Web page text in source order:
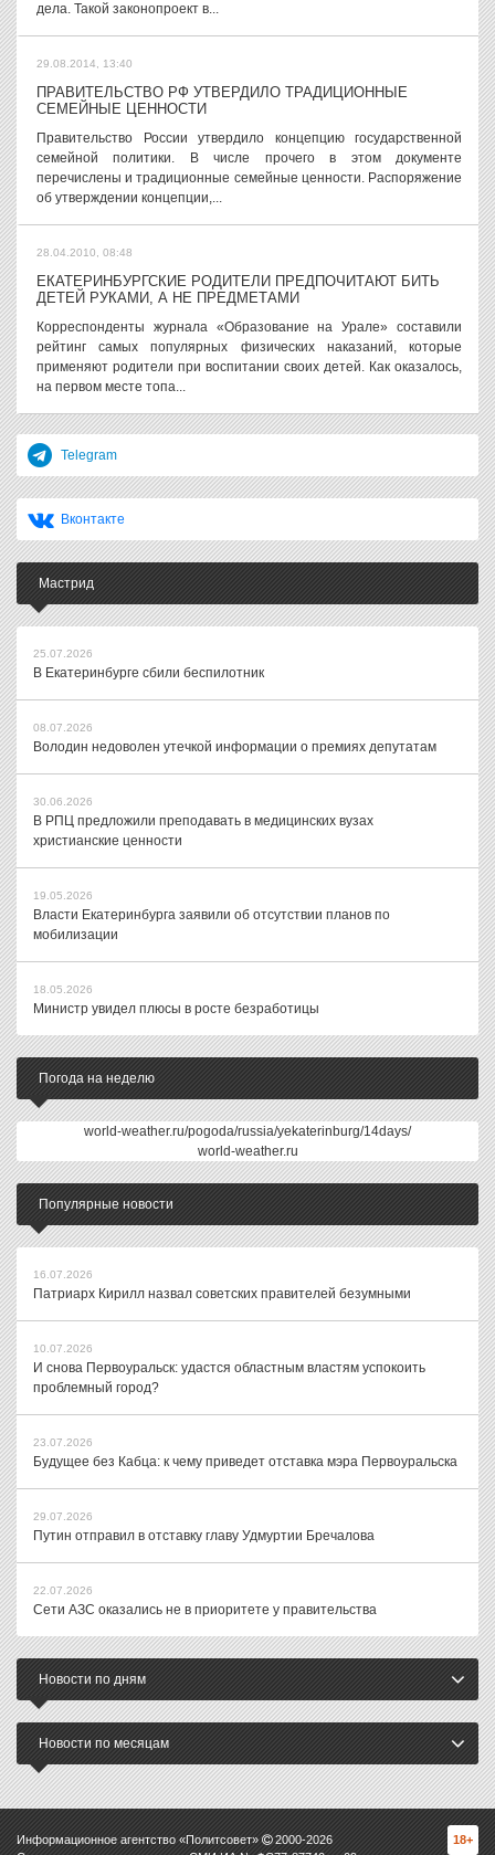
дела. Такой законопроект в...
29.08.2014, 13:40
ПРАВИТЕЛЬСТВО РФ УТВЕРДИЛО ТРАДИЦИОННЫЕ
СЕМЕЙНЫЕ ЦЕННОСТИ
Правительство России утвердило концепцию государственной
семейной политики. В числе прочего в этом документе
перечислены и традиционные семейные ценности. Распоряжение
об утверждении концепции,...
28.04.2010, 08:48
ЕКАТЕРИНБУРГСКИЕ РОДИТЕЛИ ПРЕДПОЧИТАЮТ БИТЬ
ДЕТЕЙ РУКАМИ, А НЕ ПРЕДМЕТАМИ
Корреспонденты журнала «Образование на Урале» составили
рейтинг самых популярных физических наказаний, которые
применяют родители при воспитании своих детей. Как оказалось,
на первом месте топа...
Telegram
Вконтакте
Мастрид
25.07.2026
В Екатеринбурге сбили беспилотник
08.07.2026
Володин недоволен утечкой информации о премиях депутатам
30.06.2026
В РПЦ предложили преподавать в медицинских вузах
христианские ценности
19.05.2026
Власти Екатеринбурга заявили об отсутствии планов по
мобилизации
18.05.2026
Министр увидел плюсы в росте безработицы
Погода на неделю
world-weather.ru/pogoda/russia/yekaterinburg/14days/
world-weather.ru
Популярные новости
16.07.2026
Патриарх Кирилл назвал советских правителей безумными
10.07.2026
И снова Первоуральск: удастся областным властям успокоить
проблемный город?
23.07.2026
Будущее без Кабца: к чему приведет отставка мэра Первоуральска
29.07.2026
Путин отправил в отставку главу Удмуртии Бречалова
22.07.2026
Сети АЗС оказались не в приоритете у правительства
Новости по дням
Новости по месяцам
Информационное агентство «Политсовет» 2000-2026
18+